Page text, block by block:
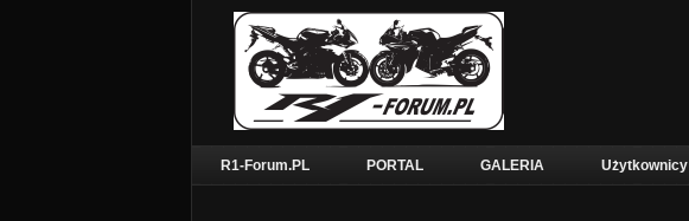
R1-Forum.PL PORTAL GALERIA Użytkownicy